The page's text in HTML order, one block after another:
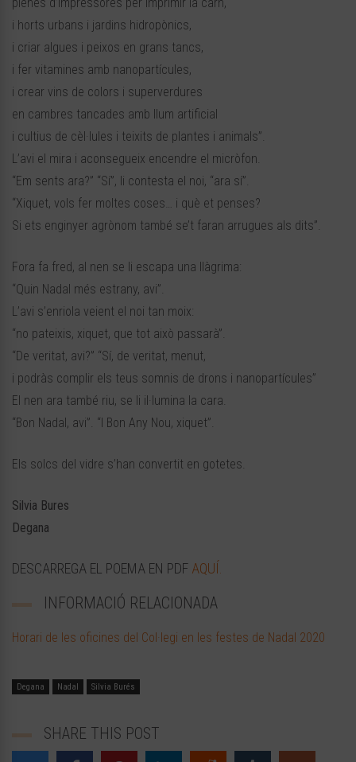
plenes d’impressores per imprimir la carn,
i horts urbans i jardins hidropònics,
i criar algues i peixos en grans tancs,
i fer vitamines amb nanopartícules,
i crear vins de colors i superverdures
en cambres tancades amb llum artificial
i cultius de cèl·lules i teixits de plantes i animals”.
L’avi el mira i aconsegueix encendre el micròfon.
“Em sents ara?” “Sí”, li contesta el noi, “ara sí”.
“Xiquet, vols fer moltes coses… i què et penses?
Si ets enginyer agrònom també se’t faran arrugues als dits”.
Fora fa fred, al nen se li escapa una llàgrima:
“Quin Nadal més estrany, avi”.
L’avi s’enriola veient el noi tan moix:
“no pateixis, xiquet, que tot això passarà”.
“De veritat, avi?” “Sí, de veritat, menut,
i podràs complir els teus somnis de drons i nanopartícules”
El nen ara també riu, se li il·lumina la cara.
“Bon Nadal, avi”. “I Bon Any Nou, xiquet”.
Els solcs del vidre s’han convertit en gotetes.
Silvia Bures
Degana
DESCARREGA EL POEMA EN PDF AQUÍ.
INFORMACIÓ RELACIONADA
Horari de les oficines del Col·legi en les festes de Nadal 2020
Degana Nadal Silvia Burés
SHARE THIS POST